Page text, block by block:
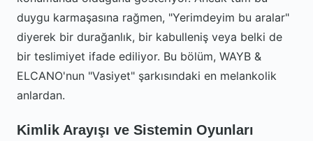
duygu karmaşasına rağmen, "Yerimdeyim bu aralar"
diyerek bir durağanlık, bir kabulleniş veya belki de
bir teslimiyet ifade ediliyor. Bu bölüm, WAYB &
ELCANO'nun "Vasiyet" şarkısındaki en melankolik
anlardan.
Kimlik Arayışı ve Sistemin Oyunları